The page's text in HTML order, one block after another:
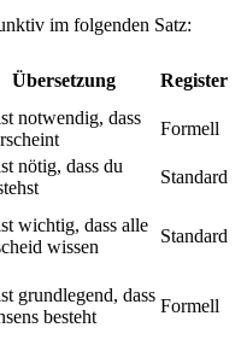
im folgenden Satz:
Übersetzung
Register
notwendig, dass
Formell
nötig, dass du
Standard
wichtig, dass alle
wissen
Standard
grundlegend, dass
besteht
Formell